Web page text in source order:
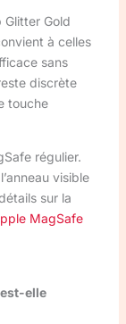
Glitter Gold
à celles
sans
discrète
touche
régulier.
visible
sur la
MagSafe
elle